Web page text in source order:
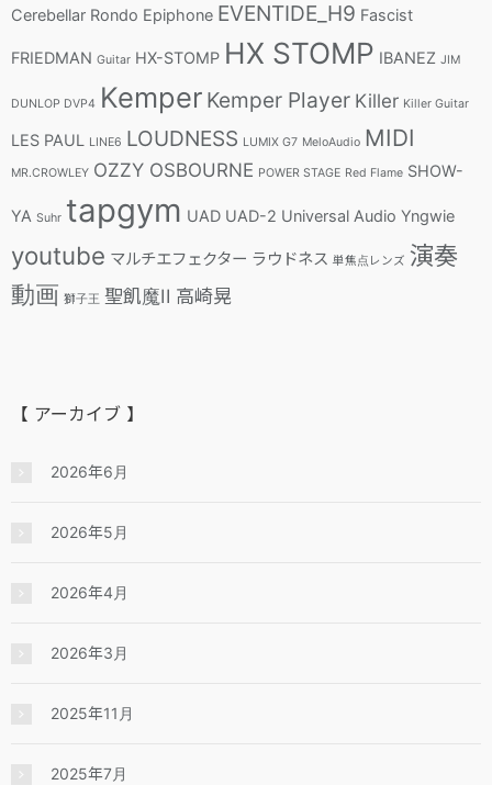
Cerebellar Rondo Epiphone EVENTIDE_H9 Fascist
FRIEDMAN Guitar HX-STOMP HX STOMP IBANEZ JIM
DUNLOP DVP4 Kemper Kemper Player Killer Killer Guitar
LES PAUL LINE6 LOUDNESS LUMIX G7 MeloAudio MIDI
MR.CROWLEY OZZY OSBOURNE POWER STAGE Red Flame SHOW-
YA Suhr tapgym UAD UAD-2 Universal Audio Yngwie
youtube マルチエフェクター ラウドネス 単焦点レンズ 演奏
動画 獅子王 聖飢魔II 高崎晃
【 アーカイブ 】
2026年6月
2026年5月
2026年4月
2026年3月
2025年11月
2025年7月